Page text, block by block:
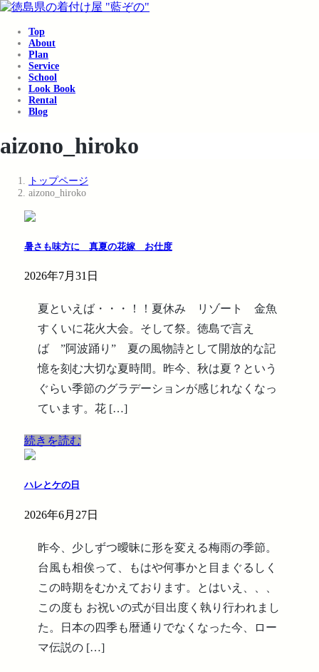
コ
プ
ナ
動
Top
About
Plan
Service
School
Look Book
Rental
Blog
aizono_hiroko
トップページ
aizono_hiroko
暑さも味方に 真夏の花嫁 お仕度
2026年7月31日
夏といえば・・・！！夏休み リゾート 金魚
すくいに花火大会。そして祭。徳島で言え
ば ”阿波踊り” 夏の風物詩として開放的な記
憶を刻む大切な夏時間。昨今、秋は夏？という
ぐらい季節のグラデーションが感じれなくなっ
ています。花 […]
続きを読む
ハレとケの日
2026年6月27日
昨今、少しずつ曖昧に形を変える梅雨の季節。
台風も相俟って、もはや何事かと目まぐるしく
この時期をむかえております。とはいえ、、、
この度も お祝いの式が目出度く執り行われまし
た。日本の四季も暦通りでなくなった今、ロー
マ伝説の […]